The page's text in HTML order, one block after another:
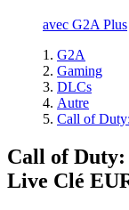
avec G2A Plus
G2A
Gaming
DLCs
Autre
Call of
Call of Duty:
Live Clé